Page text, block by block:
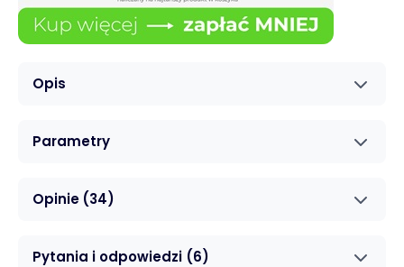
Opis
Parametry
Opinie (34)
Pytania i odpowiedzi (6)